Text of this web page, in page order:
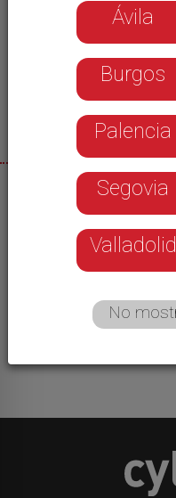
31/03/2026
La sala de
centro de Valladolid,
fotográfica de
casi durante un mes
instante en
Ávila
Burgos
Palencia
Segovia
Valladolid
No